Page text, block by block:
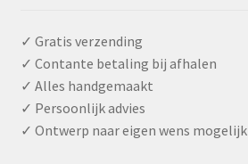
✓ Gratis verzending
✓ Contante betaling bij afhalen
✓ Alles handgemaakt
✓ Persoonlijk advies
✓ Ontwerp naar eigen wens mogelijk